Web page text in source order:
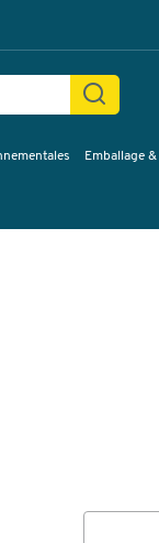
Emballage
Images Vidéos